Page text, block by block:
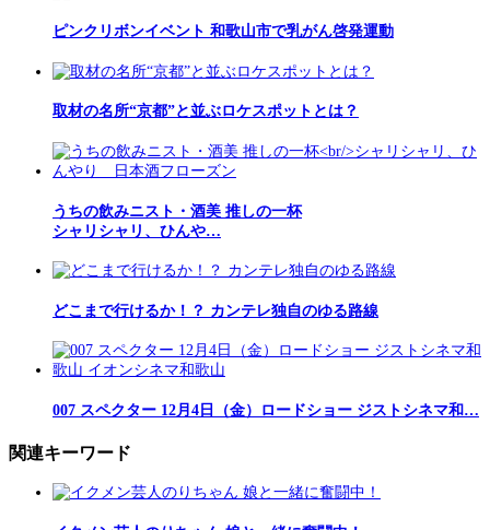
ピンクリボンイベント 和歌山市で乳がん啓発運動
取材の名所“京都”と並ぶロケスポットとは？
うちの飲みニスト・酒美 推しの一杯
シャリシャリ、ひんや…
どこまで行けるか！？ カンテレ独自のゆる路線
007 スペクター 12月4日（金）ロードショー ジストシネマ和…
関連キーワード